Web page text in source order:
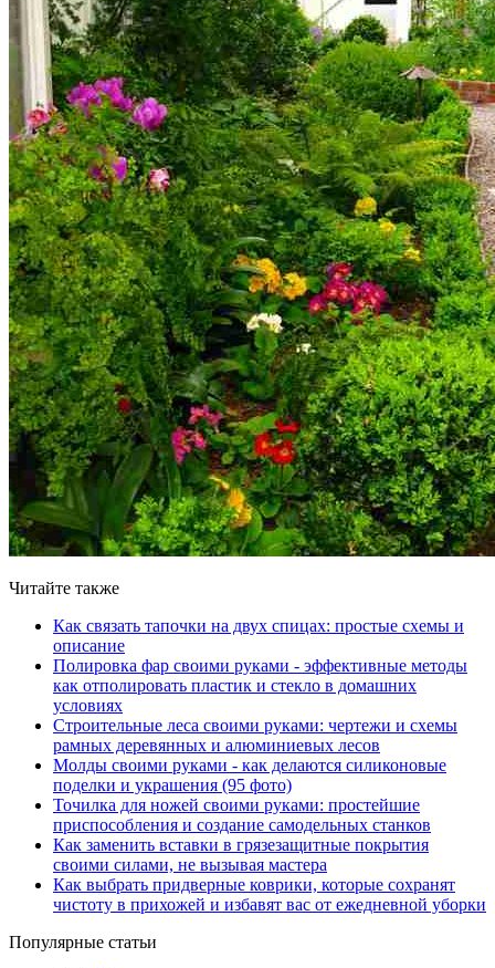
Читайте также
Как связать тапочки на двух спицах: простые схемы и
описание
Полировка фар своими руками - эффективные методы
как отполировать пластик и стекло в домашних
условиях
Строительные леса своими руками: чертежи и схемы
рамных деревянных и алюминиевых лесов
Молды своими руками - как делаются силиконовые
поделки и украшения (95 фото)
Точилка для ножей своими руками: простейшие
приспособления и создание самодельных станков
Как заменить вставки в грязезащитные покрытия
своими силами, не вызывая мастера
Как выбрать придверные коврики, которые сохранят
чистоту в прихожей и избавят вас от ежедневной уборки
Популярные статьи